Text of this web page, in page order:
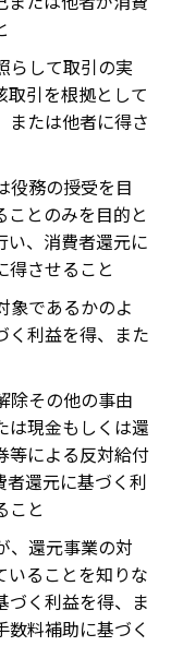
らして取引の実
取引を根拠として
または他者に得さ
役務の授受を目
とのみを目的と
い、消費者還元に
得させること
象であるかのよ
く利益を得、また
除その他の事由
は現金もしくは還
等による反対給付
者還元に基づく利
こと
、還元事業の対
いることを知りな
づく利益を得、ま
数料補助に基づく